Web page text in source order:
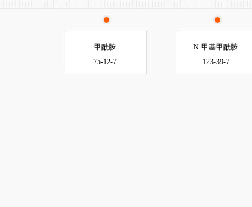
甲酰胺
75-12-7
N-甲基甲酰胺
123-39-7